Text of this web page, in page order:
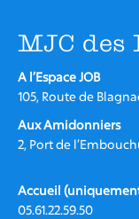
JEUNESSE
LA MJC
MJC des
A l’Espace JOB
105, Route de
Aux Amidonniers
2, Port de
Accueil (uniquement
05.61.22.59.50